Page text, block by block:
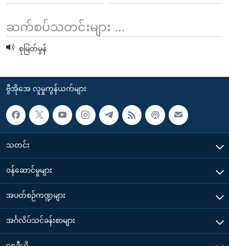
ပင်မ
ညွန်း
စာမျက်နှာ
ကြည့်
ရှာဖွေ
နေရာ
သို့
ကျော်
ရန်
သုတပဒေသာ အင်္ဂလိပ်စာ
ရေဒီယို/တီဗွီအစီအစဉ်
Learning English
ဘာသာစကားများ
ဆက်စပ်သတင်းများ ...
စုမြတ်မွန်
ဗွီအိုအေ လူမှုကွန်ယက်များ
သတင်း
၀န်ဆောင်မှုများ
အပတ်စဉ်ကဏ္ဍများ
အင်္ဂလိပ်သင်ခန်းစာများ